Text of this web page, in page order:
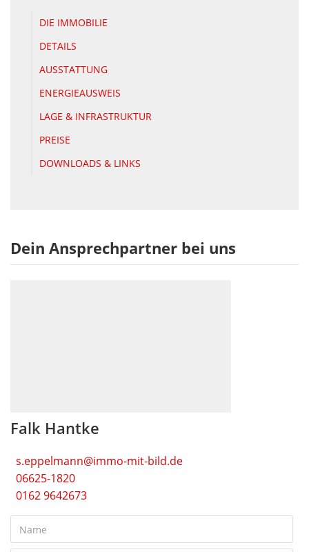
DIE IMMOBILIE
DETAILS
AUSSTATTUNG
ENERGIEAUSWEIS
LAGE & INFRASTRUKTUR
PREISE
DOWNLOADS & LINKS
Dein Ansprechpartner bei uns
Falk Hantke
s.eppelmann@immo-mit-bild.de
06625-1820
0162 9642673